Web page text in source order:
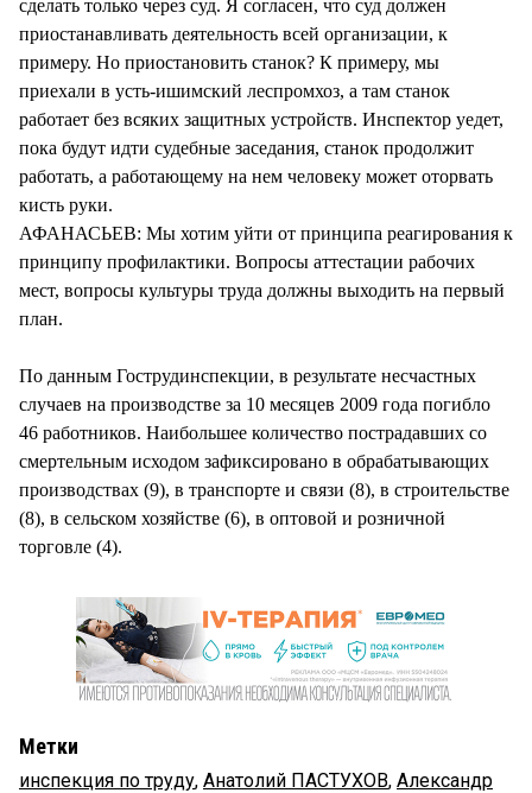
сделать только через суд. Я согласен, что суд должен
приостанавливать деятельность всей организации, к
примеру. Но приостановить станок? К примеру, мы
приехали в усть-ишимский леспромхоз, а там станок
работает без всяких защитных устройств. Инспектор уедет,
пока будут идти судебные заседания, станок продолжит
работать, а работающему на нем человеку может оторвать
кисть руки.
АФАНАСЬЕВ: Мы хотим уйти от принципа реагирования к
принципу профилактики. Вопросы аттестации рабочих
мест, вопросы культуры труда должны выходить на первый
план.
По данным Гострудинспекции, в результате несчастных
случаев на производстве за 10 месяцев 2009 года погибло
46 работников. Наибольшее количество пострадавших со
смертельным исходом зафиксировано в обрабатывающих
производствах (9), в транспорте и связи (8), в строительстве
(8), в сельском хозяйстве (6), в оптовой и розничной
торговле (4).
Метки
инспекция по труду, Анатолий ПАСТУХОВ, Александр